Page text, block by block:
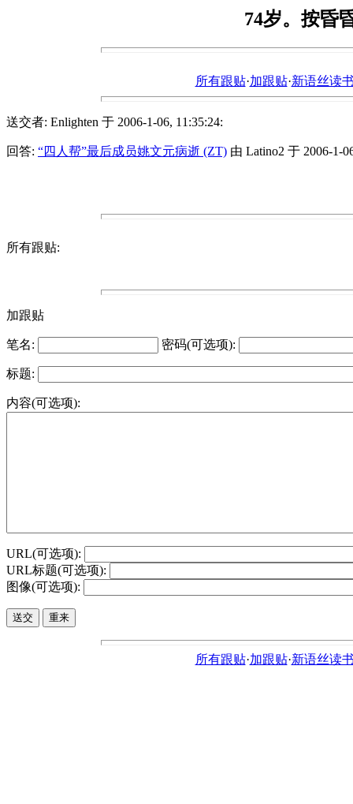
74岁。按昏
所有跟贴·加跟贴·新语丝读
送交者: Enlighten 于 2006-1-06, 11:35:24:
回答: “四人帮”最后成员姚文元病逝 (ZT) 由 Latino2 于 2006-1-
所有跟贴:
加跟贴
笔名: 密码(可选项):
标题:
内容(可选项):
URL(可选项):
URL标题(可选项):
图像(可选项):
所有跟贴·加跟贴·新语丝读